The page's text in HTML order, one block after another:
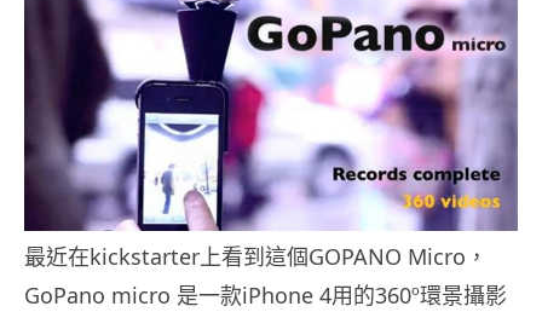
最近在kickstarter上看到這個GOPANO Micro，
GoPano micro 是一款iPhone 4用的360º環景攝影